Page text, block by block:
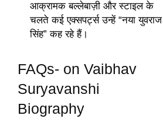
आक्रामक बल्लेबाज़ी और स्टाइल के
चलते कई एक्सपर्ट्स उन्हें “नया युवराज
सिंह” कह रहे हैं।
FAQs- on Vaibhav
Suryavanshi
Biography